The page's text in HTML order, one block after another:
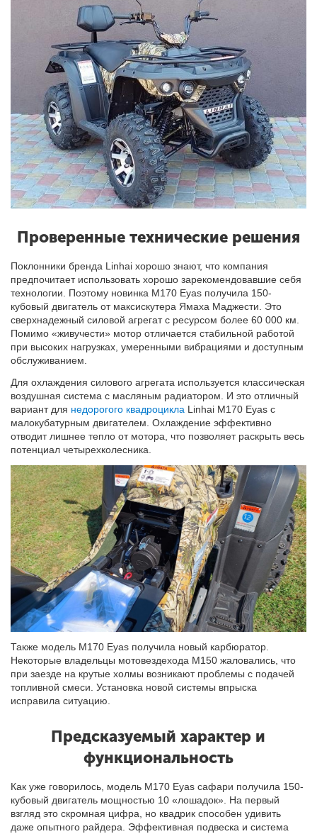
Проверенные технические решения
Поклонники бренда Linhai хорошо знают, что компания
предпочитает использовать хорошо зарекомендовавшие себя
технологии. Поэтому новинка M170 Eyas получила 150-
кубовый двигатель от максискутера Ямаха Маджести. Это
сверхнадежный силовой агрегат с ресурсом более 60 000 км.
Помимо «живучести» мотор отличается стабильной работой
при высоких нагрузках, умеренными вибрациями и доступным
обслуживанием.
Для охлаждения силового агрегата используется классическая
воздушная система с масляным радиатором. И это отличный
вариант для недорогого квадроцикла Linhai M170 Eyas с
малокубатурным двигателем. Охлаждение эффективно
отводит лишнее тепло от мотора, что позволяет раскрыть весь
потенциал четырехколесника.
Также модель M170 Eyas получила новый карбюратор.
Некоторые владельцы мотовездехода М150 жаловались, что
при заезде на крутые холмы возникают проблемы с подачей
топливной смеси. Установка новой системы впрыска
исправила ситуацию.
Предсказуемый характер и
функциональность
Как уже говорилось, модель M170 Eyas сафари получила 150-
кубовый двигатель мощностью 10 «лошадок». На первый
взгляд это скромная цифра, но квадрик способен удивить
даже опытного райдера. Эффективная подвеска и система